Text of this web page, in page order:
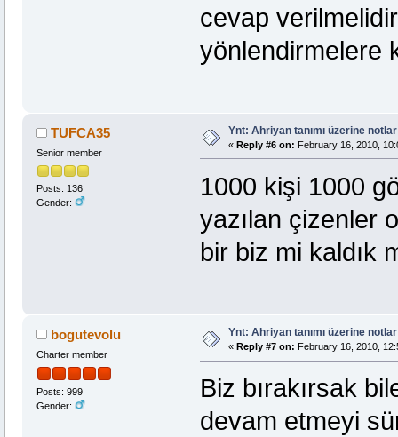
cevap
yönlendirmelere
TUFCA35
Senior member
Posts: 136
Gender:
Ynt: Ahriyan tanımı üzerine notlar
« Reply #6 on: February 16, 2010,
1000 kişi 1000
yazılan çizenler
bir biz mi kaldık
bogutevolu
Charter member
Posts: 999
Gender:
Ynt: Ahriyan tanımı üzerine notlar
« Reply #7 on: February 16, 2010,
Biz bırakırsak
devam etmeyi